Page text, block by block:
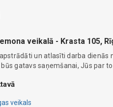
veikalā - Krasta 105,
un atlasīti darba dienās
gatavs saņemšanai, Jūs par
veikals